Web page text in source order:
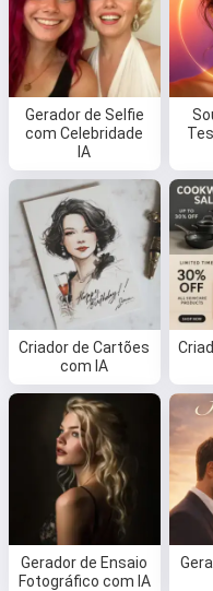
Gerador de Selfie
com Celebridade
IA
Criador de Cartões
com IA
Gerador de Ensaio
Fotográfico com IA